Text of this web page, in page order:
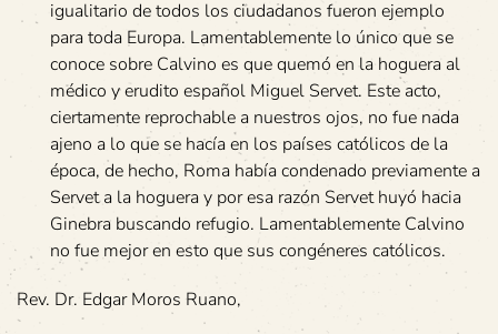
igualitario de todos los ciudadanos fueron ejemplo
para toda Europa. Lamentablemente lo único que se
conoce sobre Calvino es que quemó en la hoguera al
médico y erudito español Miguel Servet. Este acto,
ciertamente reprochable a nuestros ojos, no fue nada
ajeno a lo que se hacía en los países católicos de la
época, de hecho, Roma había condenado previamente a
Servet a la hoguera y por esa razón Servet huyó hacia
Ginebra buscando refugio. Lamentablemente Calvino
no fue mejor en esto que sus congéneres católicos.
Rev. Dr. Edgar Moros Ruano,